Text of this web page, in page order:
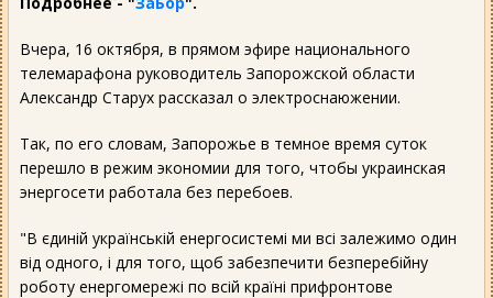
Вчера, 16 октября, в прямом эфире национального
телемарафона руководитель Запорожской области
Александр Старух рассказал о электроснаюжении.
Так, по его словам, Запорожье в темное время суток
перешло в режим экономии для того, чтобы украинская
энергосети работала без перебоев.
"В єдиній українській енергосистемі ми всі залежимо один
від одного, і для того, щоб забезпечити безперебійну
роботу енергомережі по всій країні прифронтове